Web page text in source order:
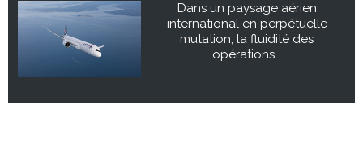
Dans un paysage aérien
international en perpétuelle
mutation, la fluidité des
opérations...